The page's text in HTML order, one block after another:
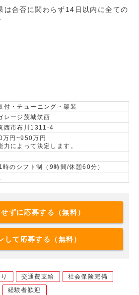
は合否に関わらず14日以内に全ての
付・チューニング・架装
レージ茨城筑西
西市布川1311-4
万円~950万円
力によって決定します。
時のシフト制（9時間/休憩60分）
ずに応募する（無料）
して応募する（無料）
交通費支給
社会保険完備
経験者歓迎